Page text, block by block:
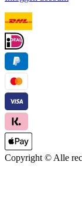
Copyright © Alle